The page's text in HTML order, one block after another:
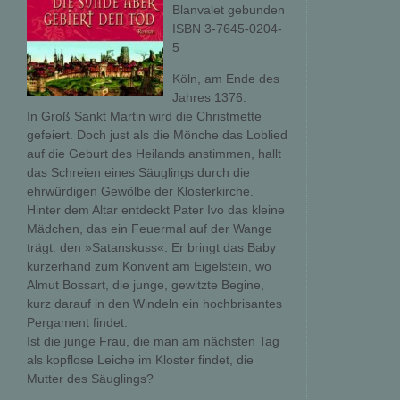
Blanvalet gebunden
ISBN 3-7645-0204-
5
Köln, am Ende des
Jahres 1376.
In Groß Sankt Martin wird die Christmette
gefeiert. Doch just als die Mönche das Loblied
auf die Geburt des Heilands anstimmen, hallt
das Schreien eines Säuglings durch die
ehrwürdigen Gewölbe der Klosterkirche.
Hinter dem Altar entdeckt Pater Ivo das kleine
Mädchen, das ein Feuermal auf der Wange
trägt: den »Satanskuss«. Er bringt das Baby
kurzerhand zum Konvent am Eigelstein, wo
Almut Bossart, die junge, gewitzte Begine,
kurz darauf in den Windeln ein hochbrisantes
Pergament findet.
Ist die junge Frau, die man am nächsten Tag
als kopflose Leiche im Kloster findet, die
Mutter des Säuglings?